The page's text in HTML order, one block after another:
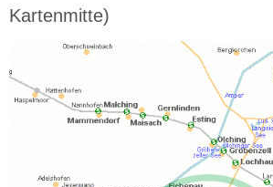
Kartenmitte)